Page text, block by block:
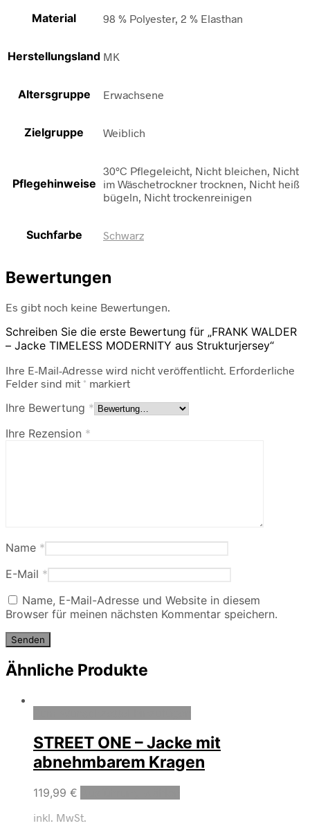
Material 98 % Polyester, 2 % Elasthan
Herstellungsland MK
Altersgruppe Erwachsene
Zielgruppe Weiblich
Pflegehinweise
30°C Pflegeleicht, Nicht bleichen, Nicht
im Wäschetrockner trocknen, Nicht heiß
bügeln, Nicht trockenreinigen
Suchfarbe Schwarz
Bewertungen
Es gibt noch keine Bewertungen.
Schreiben Sie die erste Bewertung für „FRANK WALDER
– Jacke TIMELESS MODERNITY aus Strukturjersey“
Ihre E-Mail-Adresse wird nicht veröffentlicht. Erforderliche
Felder sind mit * markiert
Ihre Bewertung *
Ihre Rezension *
Name *
E-Mail *
Name, E-Mail-Adresse und Website in diesem
Browser für meinen nächsten Kommentar speichern.
Ähnliche Produkte
STREET ONE – Jacke mit
abnehmbarem Kragen
119,99 €
inkl. MwSt.